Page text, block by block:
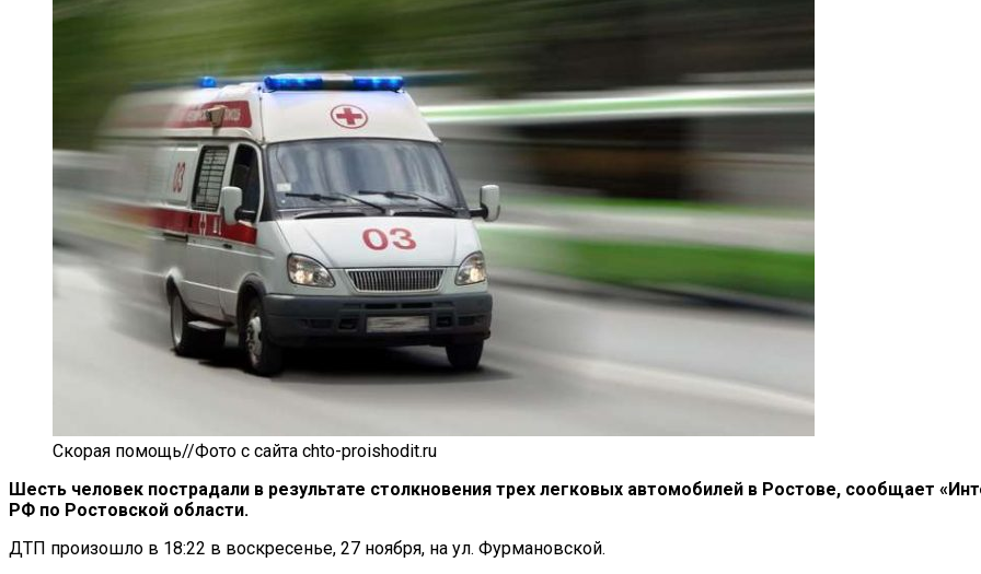
Скорая помощь//Фото с сайта chto-proishodit.ru
Шесть человек пострадали в результате столкновения трех легковых автомобилей в Ростове, сообщает «
РФ по Ростовской области.
ДТП произошло в 18:22 в воскресенье, 27 ноября, на ул. Фурмановской.